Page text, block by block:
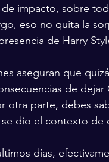
impacto, sobre
eso no quita la
de Harry
aseguran que
de
otra parte, debes
dio el contexto de
días,